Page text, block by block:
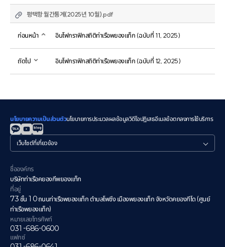
평택항 월간통계(2025년 10월).pdf
ก่อนหน้า อินโฟกราฟิกสถิติท่าเรือพยองแท็ก (ฉบับที่ 11, 2025)
ถัดไป อินโฟกราฟิกสถิติท่าเรือพยองแท็ก (ฉบับที่ 12, 2025)
นโยบายความเป็นส่วนตัวนโยบายการประมวลผลข้อมูลวิดีโอปฏิเสธอีเมลข้อตกลงการใช้บริการ
관
련
이
트
ชื่อองค์กร
บริษัทท่าเรือคยองกีพยองแท็ก
ที่อยู่
73 ชั้น 10 ถนนท่าเรือพยองแท็ก ตำบลโพซึง เมืองพยองแท็ก จังหวัดคยองกีโด (ศูนย์
ท่าเรือพยองแท็ก)
หมายเลขโทรศัพท์
031-686-0600
แฟกซ์